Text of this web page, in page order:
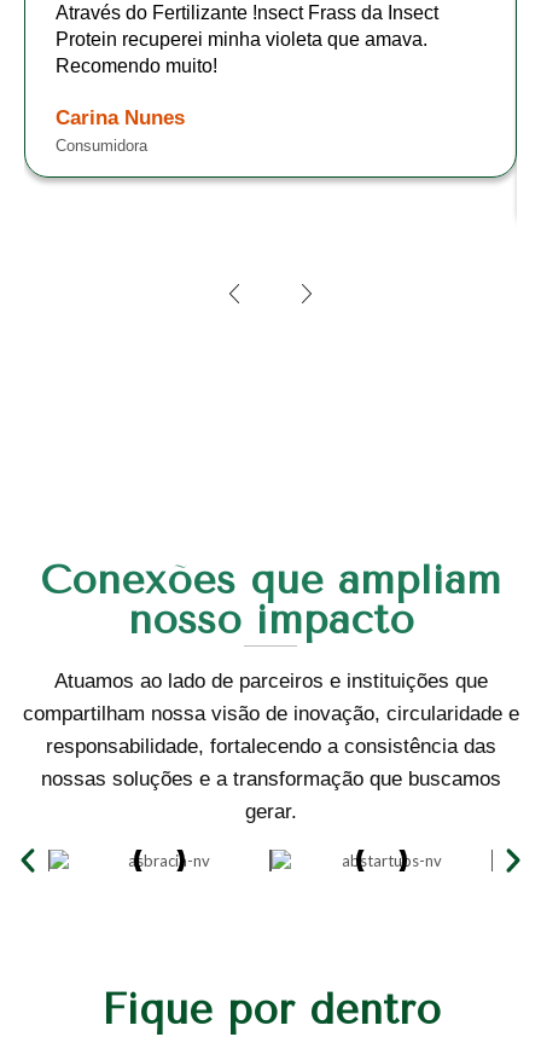
Através do Fertilizante !nsect Frass da Insect
Protein recuperei minha violeta que amava.
Recomendo muito!
Carina Nunes
Consumidora
Conexões que ampliam
nosso impacto
Atuamos ao lado de parceiros e instituições que
compartilham nossa visão de inovação, circularidade e
responsabilidade, fortalecendo a consistência das
nossas soluções e a transformação que buscamos
gerar.
Fique por dentro